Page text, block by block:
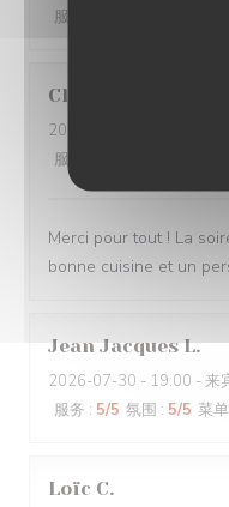
服务
Claire
2026-07-30
- 20:30 - 来
服务
Merci pour tout ! La
bonne cuisine et un
Jean Jacques L
2026-07-30 - 19:00 - 来
服务 : 5/5 氛围 : 5/5 菜单
Loïc C